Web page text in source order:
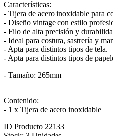
Características:
- Tijera de acero inoxidable para
- Diseño vintage con estilo
- Filo de alta precisión y
- Ideal para costura, sastrería y
- Apta para distintos tipos de tela.
- Apta para distintos tipos de
- Tamaño: 265mm
Contenido:
- 1 x Tijera de acero inoxidable
ID Producto 22133